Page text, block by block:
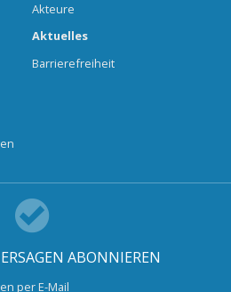
Akteure
Aktuelles
Barrierefreiheit
ABONNIEREN
per E-Mail